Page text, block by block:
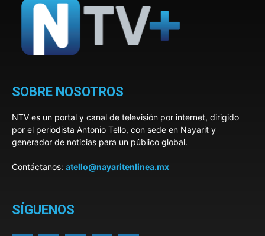
SOBRE NOSOTROS
NTV es un portal y canal de televisión por internet, dirigido
por el periodista Antonio Tello, con sede en Nayarit y
generador de noticias para un público global.
Contáctanos: atello@nayaritenlinea.mx
SÍGUENOS